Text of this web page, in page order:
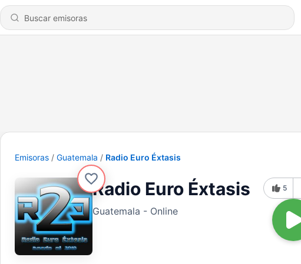
Emisoras Guatemala Radio Euro Éxtasis
Radio Euro Éxtasis
Guatemala - Online
5